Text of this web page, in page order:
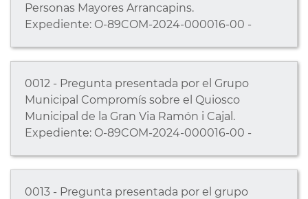
Personas Mayores Arrancapins.
Expediente: O-89COM-2024-000016-00 -
0012 - Pregunta presentada por el Grupo
Municipal Compromís sobre el Quiosco
Municipal de la Gran Via Ramón i Cajal.
Expediente: O-89COM-2024-000016-00 -
0013 - Pregunta presentada por el grupo